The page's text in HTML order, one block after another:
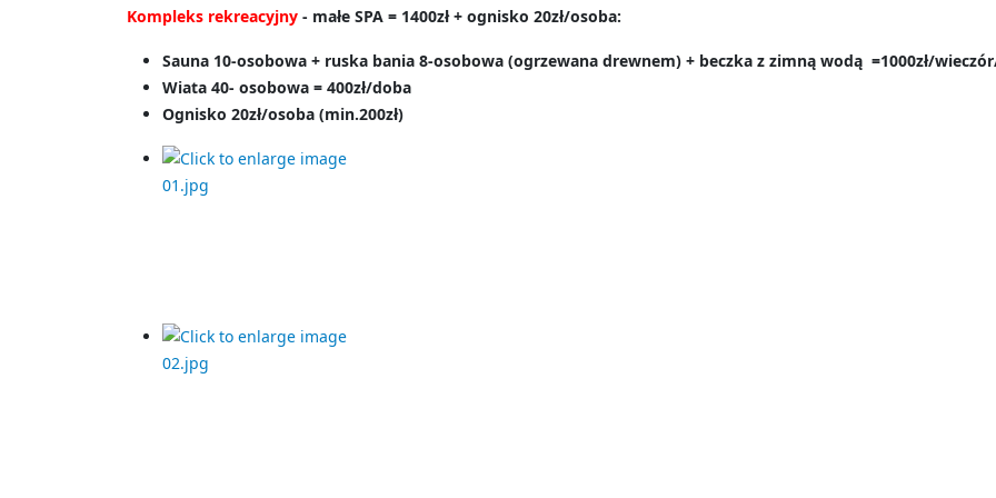
Kompleks rekreacyjny - małe SPA = 1400zł + ognisko 20zł/osoba:
Sauna 10-osobowa + ruska bania 8-osobowa (ogrzewana drewnem) + beczka z zimną wodą =1000zł/
Wiata 40- osobowa = 400zł/doba
Ognisko 20zł/osoba (min.200zł)